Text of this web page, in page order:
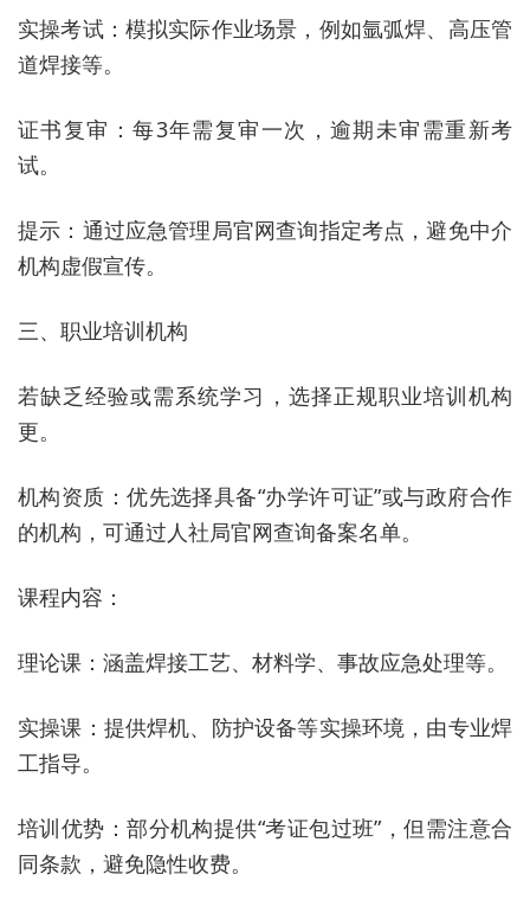
实操考试：模拟实际作业场景，例如氩弧焊、高压管
道焊接等。
证书复审：每3年需复审一次，逾期未审需重新考
试。
提示：通过应急管理局官网查询指定考点，避免中介
机构虚假宣传。
三、职业培训机构
若缺乏经验或需系统学习，选择正规职业培训机构
更。
机构资质：优先选择具备“办学许可证”或与政府合作
的机构，可通过人社局官网查询备案名单。
课程内容：
理论课：涵盖焊接工艺、材料学、事故应急处理等。
实操课：提供焊机、防护设备等实操环境，由专业焊
工指导。
培训优势：部分机构提供“考证包过班”，但需注意合
同条款，避免隐性收费。